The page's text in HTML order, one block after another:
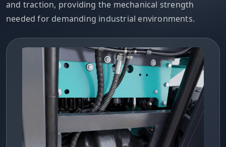
and traction, providing the mechanical strength
needed for demanding industrial environments.